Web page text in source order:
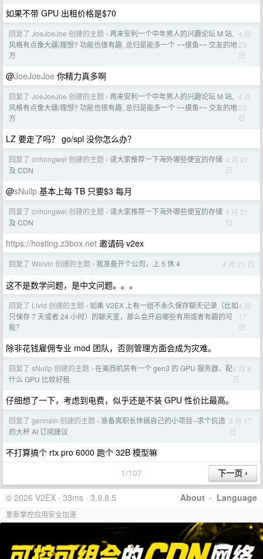
如果不带 GPU 出租价格是$70
回复了 JoeJoeJoe 创建的主题 › 再来安利一个中年男人的兴趣论坛 M 站,
风格有点像大疆/理想? 功能也很有趣, 总归是能多一个 ~~摸鱼~~ 交友的地
方
4 月
23
日
@JoeJoeJoe 你精力真多啊
回复了 JoeJoeJoe 创建的主题 › 再来安利一个中年男人的兴趣论坛 M 站,
风格有点像大疆/理想? 功能也很有趣, 总归是能多一个 ~~摸鱼~~ 交友的地
方
4 月
23
日
LZ 要走了吗？ go/spl 没你怎么办？
回复了 cnhongwei 创建的主题 › 请大家推荐一下海外哪些便宜的存储
及 CDN
4 月 21
日
@sNullp 基本上每 TB 只要$3 每月
回复了 cnhongwei 创建的主题 › 请大家推荐一下海外哪些便宜的存储
及 CDN
4 月 21
日
https://hosting.z3box.net 邀请码 v2ex
回复了 Wolvin 创建的主题 › 我准备开个公司，上 5 休 4 4 月 21 日
这不是数学问题，是中文问题。。。
回复了 Livid 创建的主题 › 如果 V2EX 上有一组不永久保存聊天记录（比如
只保存 7 天或者 24 小时）的聊天室，那么会开启哪些有用或者有趣的可
能？
4 月
17
日
除非花钱雇佣专业 mod 团队，否则管理方面会成为灾难。
回复了 sNullp 创建的主题 › 在美西机房有一个 gen3 的 GPU 服务器，配
什么 GPU 比较好租
4 月 8
日
仔细想了一下，考虑到电费，似乎还是不装 GPU 性价比最高。
回复了 germain 创建的主题 › 准备离职长休搞自己的小项目--求个抗造
的大杯 AI 订阅建议
3 月 17
日
不打算搞个 rtx pro 6000 跑个 32B 模型嘛
1/107
About · Language
© 2026 V2EX · 33ms · 3.9.8.5
重新掌控应用安全加速